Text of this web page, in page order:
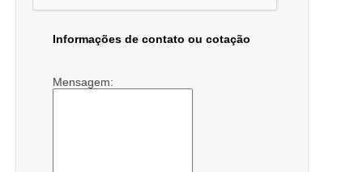
Informações de contato ou cotação
Mensagem: